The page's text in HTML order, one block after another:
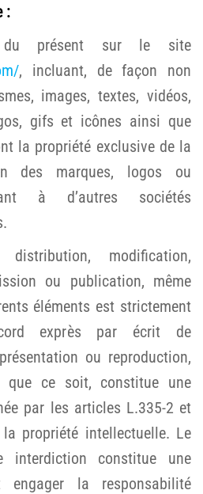
:
présent sur le site
, incluant, de façon non
images, textes, vidéos,
gifs et icônes ainsi que
la propriété exclusive de la
des marques, logos ou
à d’autres sociétés
distribution, modification,
ou publication, même
éléments est strictement
exprès par écrit de
ou reproduction,
que ce soit, constitue une
par les articles L.335-2 et
propriété intellectuelle. Le
interdiction constitue une
engager la responsabilité